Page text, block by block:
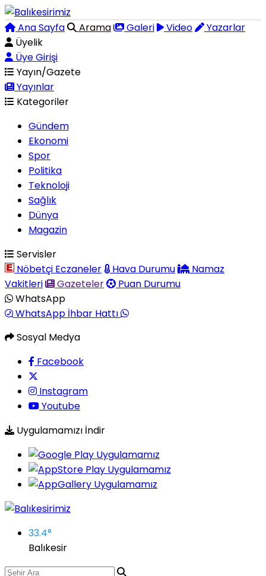
Ana Sayfa Arama Galeri Video
Yazarlar
Üyelik
Üye Girişi
Yayın/Gazete
Yayınlar
Kategoriler
Gündem
Ekonomi
Spor
Politika
Teknoloji
Sağlık
Dünya
Magazin
Servisler
Nöbetçi Eczaneler
Hava Durumu
Namaz
Vakitleri
Gazeteler
Puan Durumu
WhatsApp
WhatsApp İhbar Hattı
Sosyal Medya
Facebook
Instagram
Youtube
Uygulamamızı İndir
33.4°
Balıkesir